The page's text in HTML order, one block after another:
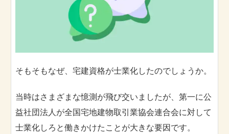
そもそもなぜ、宅建資格が士業化したのでしょうか。
当時はさまざまな憶測が飛び交いましたが、第一に公
益社団法人が全国宅地建物取引業協会連合会に対して
士業化しろと働きかけたことが大きな要因です。